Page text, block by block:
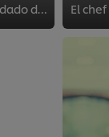
Para mejorar tu sudado de pollo, descubre ingredientes estratégicos, técnicas y presentaciones alternativas.